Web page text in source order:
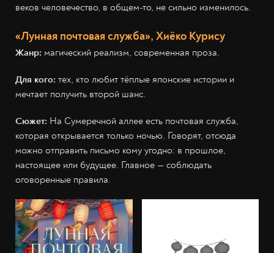
веков человечество, в общем-то, не сильно изменилось.
«Лунная почтовая служба», Хиёко Курису
Жанр: магический реализм, современная проза.
Для кого: тех, кто любит тёплые японские истории и
мечтает получить второй шанс.
Сюжет: На Сумеречной аллее есть почтовая служба,
которая открывается только ночью. Говорят, отсюда
можно отправить письмо кому угодно: в прошлое,
настоящее или будущее. Главное — соблюдать
оговоренные правила.